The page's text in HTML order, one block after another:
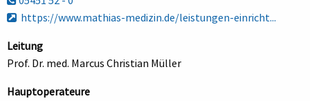
https://www.mathias-medizin.de/leistungen-einricht...
Leitung
Prof. Dr. med. Marcus Christian Müller
Hauptoperateure